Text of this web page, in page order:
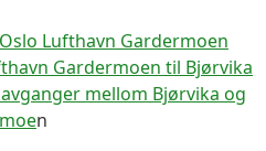
Lufthavn Gardermoen
Gardermoen til Bjørvika
mellom Bjørvika og
n